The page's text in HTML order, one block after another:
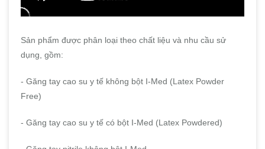
Sản phẩm được phân loại theo chất liệu và nhu cầu sử
dụng, gồm:
- Găng tay cao su y tế không bột I-Med (Latex Powder
Free)
- Găng tay cao su y tế có bột I-Med (Latex Powdered)